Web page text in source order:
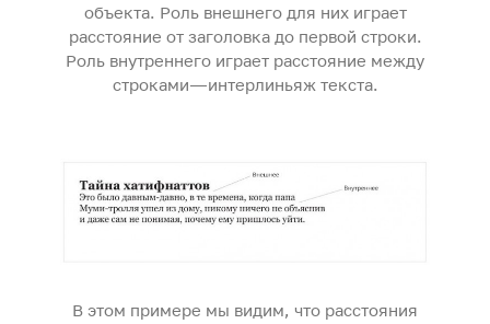
объекта. Роль внешнего для них играет
расстояние от заголовка до первой строки.
Роль внутреннего играет расстояние между
строками — интерлиньяж текста.
В этом примере мы видим, что расстояния